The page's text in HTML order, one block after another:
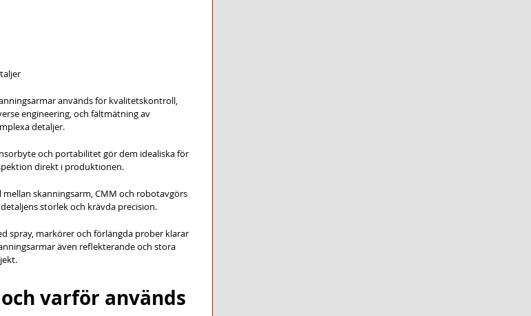
används för kvalitetskontroll,
engineering, och fältmätning av
detaljer.
och portabilitet gör dem idealiska för
direkt i produktionen.
mellan skanningsarm, CMM och robotavgörs
storlek och krävda precision.
spray, markörer och förlängda prober klarar
även reflekterande och stora
varför används